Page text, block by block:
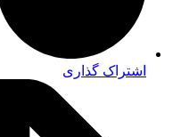
اشتراک گذاری